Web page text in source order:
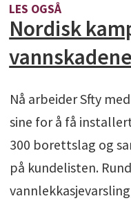
LES OGSÅ
Nordisk
vannskadene
Nå arbeider Sfty
sine for å få
300 borettslag og
på kundelisten.